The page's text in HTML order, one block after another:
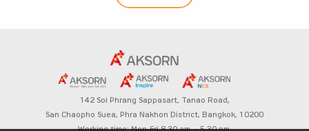
142 Soi Phrang Sappasart, Tanao Road,
San Chaopho Suea, Phra Nakhon District, Bangkok, 10200